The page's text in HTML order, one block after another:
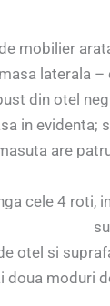
mobilier
laterala
din otel
in evidenta;
are
cele 4 roti,
otel si
doua moduri